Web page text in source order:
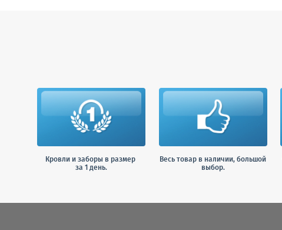
Кровли и заборы в размер
за 1 день.
Весь товар в наличии, большой
выбор.